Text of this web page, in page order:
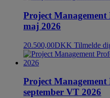
Project
maj 2026
20.500,00DKK Tilmelde
Project
september VT 2026